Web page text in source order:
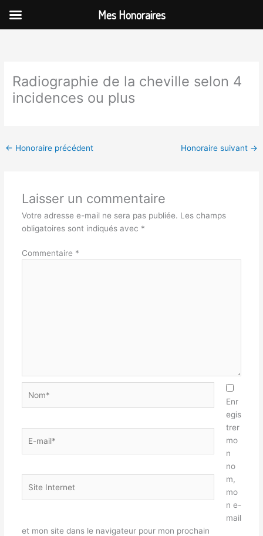
contenu
Radiographie de la cheville selon 4
incidences ou plus
← Honoraire précédent Honoraire suivant →
Laisser un commentaire
Votre adresse e-mail ne sera pas publiée. Les champs
obligatoires sont indiqués avec *
Commentaire *
mail*
Internet
Enr
egis
trer
mo
n
no
m,
mo
n e-
mail
et mon site dans le navigateur pour mon prochain
Mes Honoraires